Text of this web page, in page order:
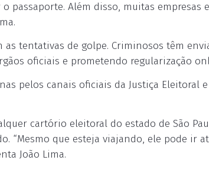
passaporte. Além disso, muitas empresas
tentativas de golpe. Criminosos têm
oficiais e prometendo regularização
pelos canais oficiais da Justiça Eleitoral
cartório eleitoral do estado de São
“Mesmo que esteja viajando, ele pode ir
João Lima.